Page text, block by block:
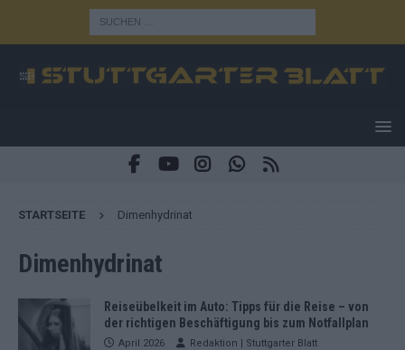
STARTSEITE Dimenhydrinat
Dimenhydrinat
Reiseübelkeit im Auto: Tipps für die Reise – von
der richtigen Beschäftigung bis zum Notfallplan
April 2026 Redaktion | Stuttgarter Blatt